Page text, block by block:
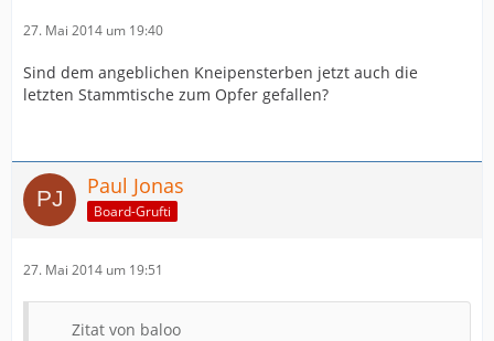
27. Mai 2014 um 19:40
Sind dem angeblichen Kneipensterben jetzt auch die
letzten Stammtische zum Opfer gefallen?
Paul Jonas
Board-Grufti
27. Mai 2014 um 19:51
Zitat von baloo